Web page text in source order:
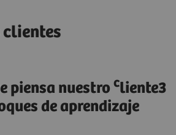
clientes
piensa nuestro cliente3
de aprendizaje